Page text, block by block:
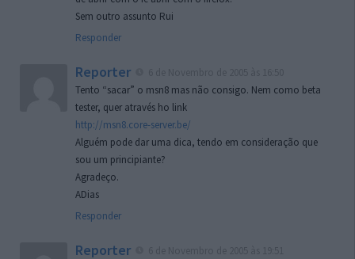
Sem outro assunto Rui
Responder
Reporter
Tento “sacar” o msn8 mas não consigo. Nem como beta
tester, quer através ho link
http://msn8.core-server.be/
Alguém pode dar uma dica, tendo em consideração que
sou um principiante?
Agradeço.
ADias
Responder
Reporter